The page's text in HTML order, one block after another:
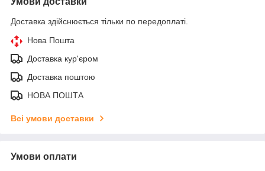
Доставка здійснюється тільки по передоплаті.
Нова Пошта
Доставка кур'єром
Доставка поштою
НОВА ПОШТА
Всі умови доставки
Умови оплати